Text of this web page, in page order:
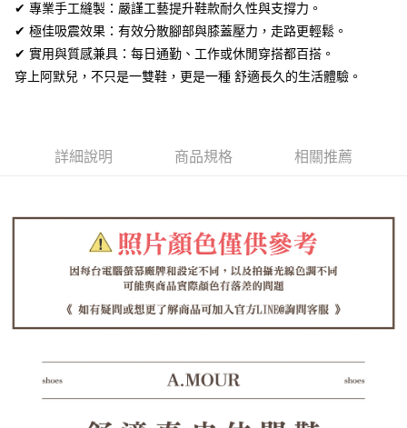
AFTEE先享後付
相關說明
【關於「AFTEE先享後付」】
AFTEE先享後付是「在收到商品之後才付款」的支付方式。 讓您購物簡單
２．訂單成立數日內，您將收到繳費通知簡訊。
３．收到繳費通知簡訊後14天內，點擊此簡訊中的連結，可透過四大超商／
ATM／網路銀行／等多元方式進行付款，方視為交易完成。
※ 請注意：結帳手續完成當下不需立刻繳費，但若您需要取消訂單，請聯絡
購買商品的店家。未經商家同意取消之訂單仍視為有效，需透過AFTEE先享
後付繳納相關費用。
【注意事項】
１．透過由恩沛科技股份有限公司提供之「AFTEE先享後付」服務完成之交
易，需依本服務之必要範圍內提供個人資料，並將交易相關給付款項請求債
ATM付款
全家取貨付款
每筆NT$60，滿NT$1,380(含以上)免運費
7-11取貨付款
每筆NT$60，滿NT$1,380(含以上)免運費
✔ 專業手工縫製：嚴謹工藝提升鞋款耐久性與支撐力。
✔ 極佳吸震效果：有效分散腳部與膝蓋壓力，走路更輕鬆。
✔ 實用與質感兼具：每日通勤、工作或休閒穿搭都百搭。
穿上阿默兒，不只是一雙鞋，更是一種 舒適長久的生活體驗。
詳細說明 商品規格 相關推薦